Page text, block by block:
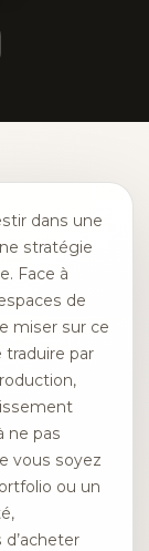
dans une
stratégie
Face à
de
miser sur ce
par
ne pas
vous soyez
ou un